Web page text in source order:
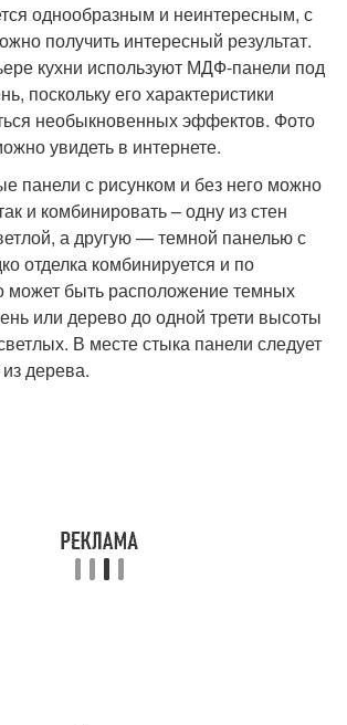
однообразным и неинтересным, с
получить интересный результат.
кухни используют МДФ-панели под
поскольку его характеристики
необыкновенных эффектов. Фото
увидеть в интернете.
панели с рисунком и без него можно
и комбинировать – одну из стен
а другую — темной панелью с
отделка комбинируется и по
может быть расположение темных
или дерево до одной трети высоты
В месте стыка панели следует
дерева.